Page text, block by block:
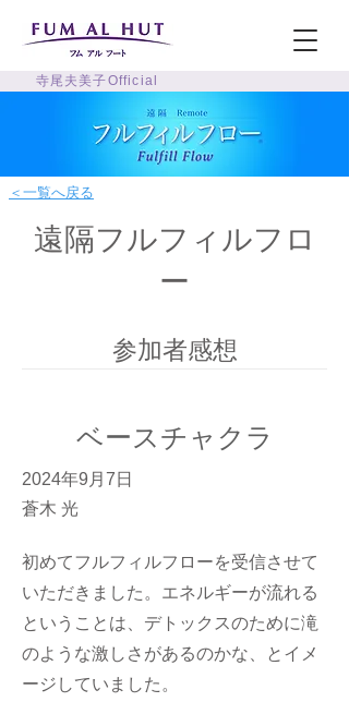
寺尾夫美子Official
＜一覧へ戻る
遠隔フルフィルフロ
ー
参加者感想
ベースチャクラ
2024年9月7日
蒼木 光
初めてフルフィルフローを受信させて
いただきました。エネルギーが流れる
ということは、デトックスのために滝
のような激しさがあるのかな、とイメ
ージしていました。